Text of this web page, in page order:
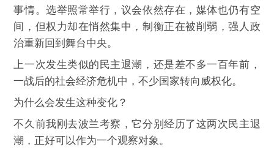
事情。选举照常举行，议会依然存在，媒体也仍有空
间，但权力却在悄然集中，制衡正在被削弱，强人政
治重新回到舞台中央。
上一次发生类似的民主退潮，还是差不多一百年前，
一战后的社会经济危机中，不少国家转向威权化。
为什么会发生这种变化？
不久前我刚去波兰考察，它分别经历了这两次民主退
潮，正好可以作为一个观察对象。